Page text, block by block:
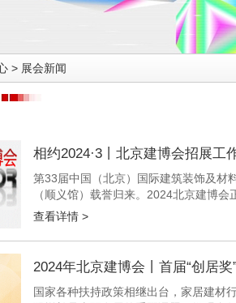
> 展会新闻
相约2024·3丨北京建博会招展工
第33届中国（北京）国际建筑装饰及材
（顺义馆）载誉归来。2024北京建博
查看详情 >
2024年北京建博会丨首届“创居
国家各种扶持政策相继出台，家居建材